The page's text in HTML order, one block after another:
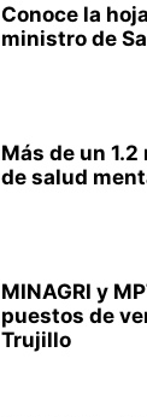
Conoce la
ministro de
Más de un
de salud
MINAGRI y
puestos de
Trujillo